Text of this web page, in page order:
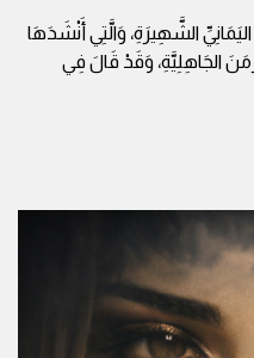
الشَّهِيرَةِ، وَالَّتِي أَنْشَدَهَا
الجَاهِلِيَّةِ، وَقَدْ قَالَ فِي